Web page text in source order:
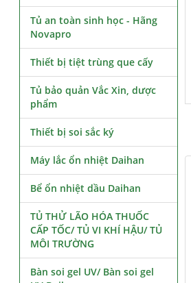
Tủ an toàn sinh học - Hãng
Novapro
Thiết bị tiệt trùng que cấy
Tủ bảo quản Vắc Xin, dược
phẩm
Thiết bị soi sắc ký
Máy lắc ổn nhiệt Daihan
Bể ổn nhiệt dầu Daihan
TỦ THỬ LÃO HÓA THUỐC
CẤP TỐC/ TỦ VI KHÍ HẬU/ TỦ
MÔI TRƯỜNG
Bàn soi gel UV/ Bàn soi gel